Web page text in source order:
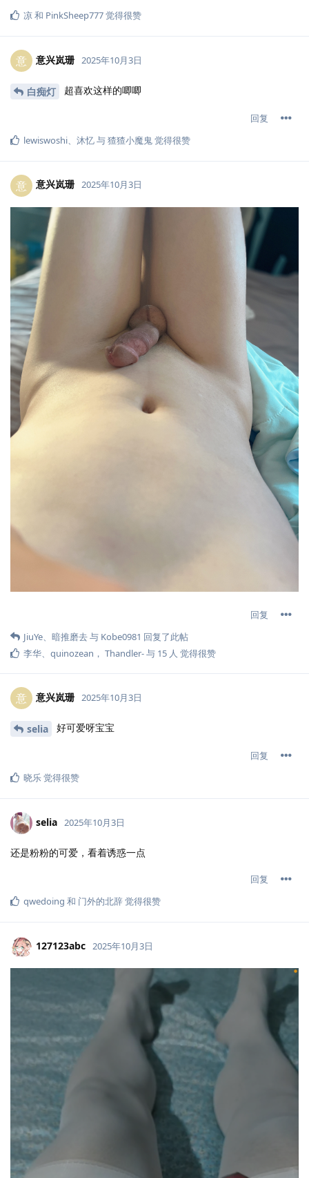
凉和 PinkSheep777觉得很赞
意 意兴岚珊 2025年10月3日
白痴灯 超喜欢这样的唧唧
回复
lewiswoshi、 沐忆与猹猹小魔鬼觉得很赞
意 意兴岚珊 2025年10月3日
回复
JiuYe、 暗推磨去与 Kobe0981 回复了此帖
李华、 quinozean ， Thandler-与 15 人 觉得很赞
意 意兴岚珊 2025年10月3日
selia 好可爱呀宝宝
回复
晓乐觉得很赞
selia 2025年10月3日
还是粉粉的可爱，看着诱惑一点
回复
qwedoing 和 门外的北辞觉得很赞
127123abc 2025年10月3日